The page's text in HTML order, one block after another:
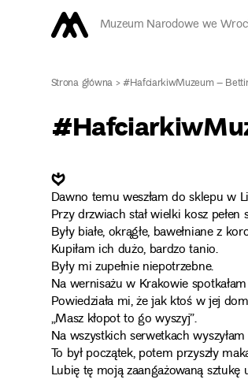
Muzeum Narodowe we
Strona główna>#HafciarkiwMuzeum –
❦
Dawno temu weszłam do sklepu w
Przy drzwiach stał wielki kosz pełen
Były białe, okrągłe, bawełniane z
Kupiłam ich dużo, bardzo tanio.
Były mi zupełnie niepotrzebne.
Na wernisażu w Krakowie
Powiedziała mi, że jak ktoś w jej
„Masz kłopot to go wyszyj”.
Na wszystkich serwetkach
To był początek, potem przyszły
Lubię tę moją zaangażowaną